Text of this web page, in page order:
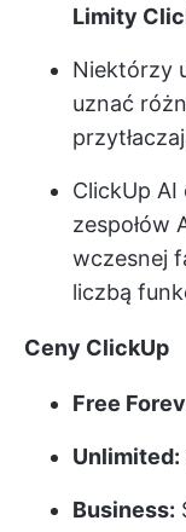
Limity
Niektórzy
uznać
ClickUp
zespołów
wczesnej
liczbą
Ceny ClickUp
Free
Unlimited:
Business: